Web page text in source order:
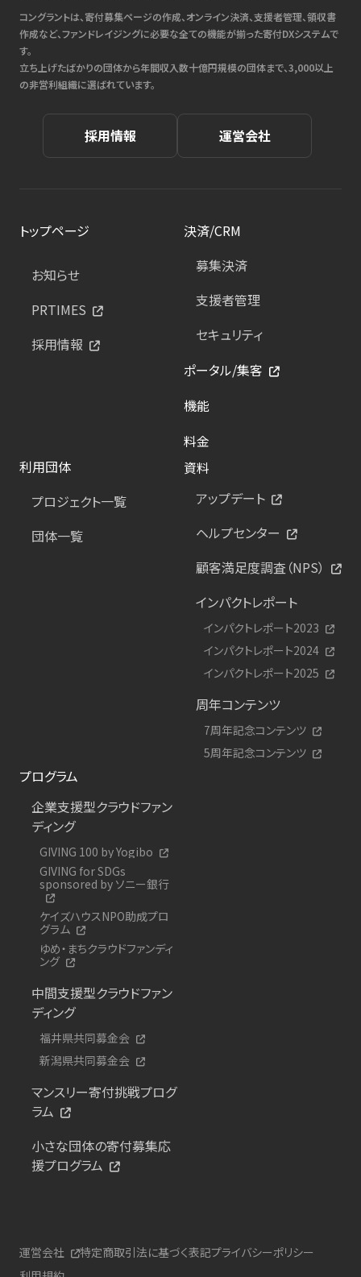
コングラントは、寄付募集ページの作成、オンライン決済、支援者管理、領収書
作成など、ファンドレイジングに必要な全ての機能が揃った寄付DXシステムで
す。
立ち上げたばかりの団体から年間収入数十億円規模の団体まで、3,000以上
の非営利組織に選ばれています。
採用情報 運営会社
トップページ
お知らせ
PRTIMES
採用情報
決済/CRM
募集決済
支援者管理
セキュリティ
ポータル/集客
機能
料金
利用団体
プロジェクト一覧
団体一覧
資料
アップデート
ヘルプセンター
顧客満足度調査（NPS）
インパクトレポート
インパクトレポート2023
インパクトレポート2024
インパクトレポート2025
周年コンテンツ
7周年記念コンテンツ
5周年記念コンテンツ
プログラム
企業支援型クラウドファン
ディング
GIVING 100 by Yogibo
GIVING for SDGs
sponsored by ソニー銀行
ケイズハウスNPO助成プロ
グラム
ゆめ・まちクラウドファンディ
ング
中間支援型クラウドファン
ディング
福井県共同募金会
新潟県共同募金会
マンスリー寄付挑戦プログ
ラム
小さな団体の寄付募集応
援プログラム
運営会社 特定商取引法に基づく表記プライバシーポリシー